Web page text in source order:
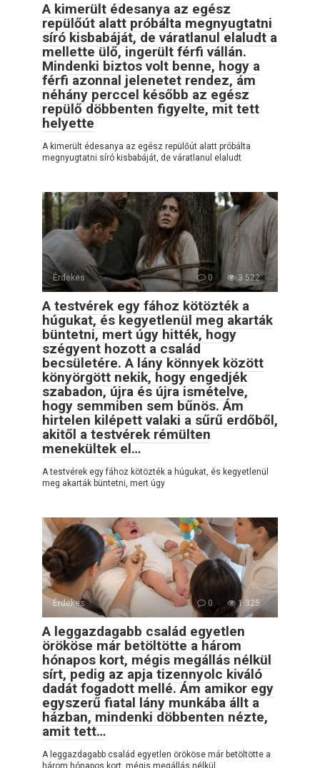
A kimerült édesanya az egész
repülőút alatt próbálta megnyugtatni
síró kisbabáját, de váratlanul elaludt a
mellette ülő, ingerült férfi vállán.
Mindenki biztos volt benne, hogy a
férfi azonnal jelenetet rendez, ám
néhány perccel később az egész
repülő döbbenten figyelte, mit tett
helyette
A kimerült édesanya az egész repülőút alatt próbálta
megnyugtatni síró kisbabáját, de váratlanul elaludt
Érdekes 0 3 522
A testvérek egy fához kötözték a
húgukat, és kegyetlenül meg akarták
büntetni, mert úgy hitték, hogy
szégyent hozott a család
becsületére. A lány könnyek között
könyörgött nekik, hogy engedjék
szabadon, újra és újra ismételve,
hogy semmiben sem bűnös. Ám
hirtelen kilépett valaki a sűrű erdőből,
akitől a testvérek rémülten
menekültek el…
A testvérek egy fához kötözték a húgukat, és kegyetlenül
meg akarták büntetni, mert úgy
Érdekes 0 1 325
A leggazdagabb család egyetlen
örököse már betöltötte a három
hónapos kort, mégis megállás nélkül
sírt, pedig az apja tizennyolc kiváló
dadát fogadott mellé. Ám amikor egy
egyszerű fiatal lány munkába állt a
házban, mindenki döbbenten nézte,
amit tett…
A leggazdagabb család egyetlen örököse már betöltötte a
három hónapos kort, mégis megállás nélkül